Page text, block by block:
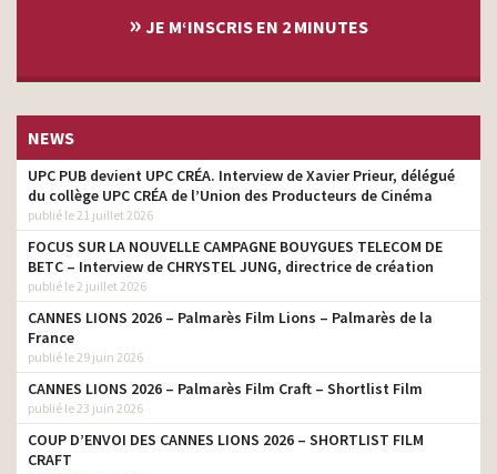
» JE M‘INSCRIS EN 2 MINUTES
NEWS
UPC PUB devient UPC CRÉA. Interview de Xavier Prieur, délégué
du collège UPC CRÉA de l’Union des Producteurs de Cinéma
publié le 21 juillet 2026
FOCUS SUR LA NOUVELLE CAMPAGNE BOUYGUES TELECOM DE
BETC – Interview de CHRYSTEL JUNG, directrice de création
publié le 2 juillet 2026
CANNES LIONS 2026 – Palmarès Film Lions – Palmarès de la
France
publié le 29 juin 2026
CANNES LIONS 2026 – Palmarès Film Craft – Shortlist Film
publié le 23 juin 2026
COUP D’ENVOI DES CANNES LIONS 2026 – SHORTLIST FILM
CRAFT